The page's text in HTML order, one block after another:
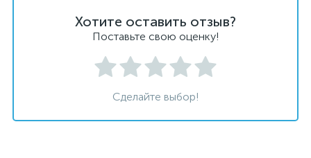
Хотите оставить отзыв?
Поставьте свою оценку!
Сделайте выбор!